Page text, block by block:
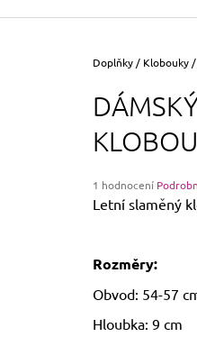
Domů
Doplňky / Klobouky /
Průměrné
hodnocení
z
hvězdiček.
1 hodnocení
Letní slaměný
Rozměry:
Obvod: 54-57
Hloubka: 9 cm